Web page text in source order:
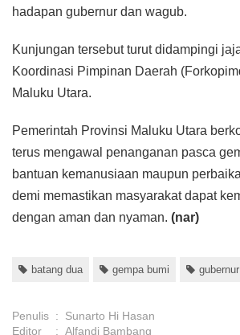
hadapan gubernur dan wagub.
Kunjungan tersebut turut didampingi
Koordinasi Pimpinan Daerah
Maluku Utara.
Pemerintah Provinsi Maluku Utara
terus mengawal penanganan pasca
bantuan kemanusiaan maupun
demi memastikan masyarakat dapat
dengan aman dan nyaman. (nar)
batang dua gempa bumi gubernur
Penulis :
Sunarto Hi Hasan
Editor
: Alfandi Bambang